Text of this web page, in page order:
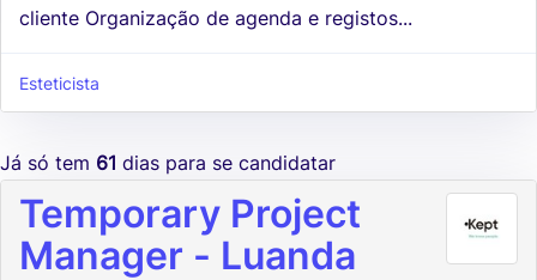
cliente Organização de agenda e registos...
Esteticista
Já só tem 61 dias para se candidatar
Temporary Project
Manager - Luanda